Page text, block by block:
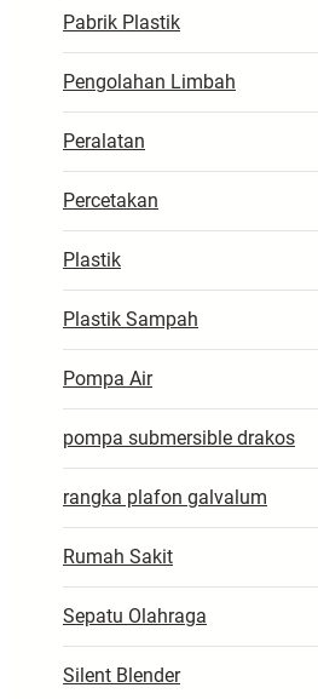
Pabrik Plastik
Pengolahan Limbah
Peralatan
Percetakan
Plastik
Plastik Sampah
Pompa Air
pompa submersible drakos
rangka plafon galvalum
Rumah Sakit
Sepatu Olahraga
Silent Blender